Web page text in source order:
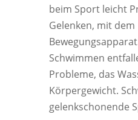
beim Sport leicht
Gelenken, mit dem
Schwimmen
Probleme, das
Körpergewicht.
gelenkschonende